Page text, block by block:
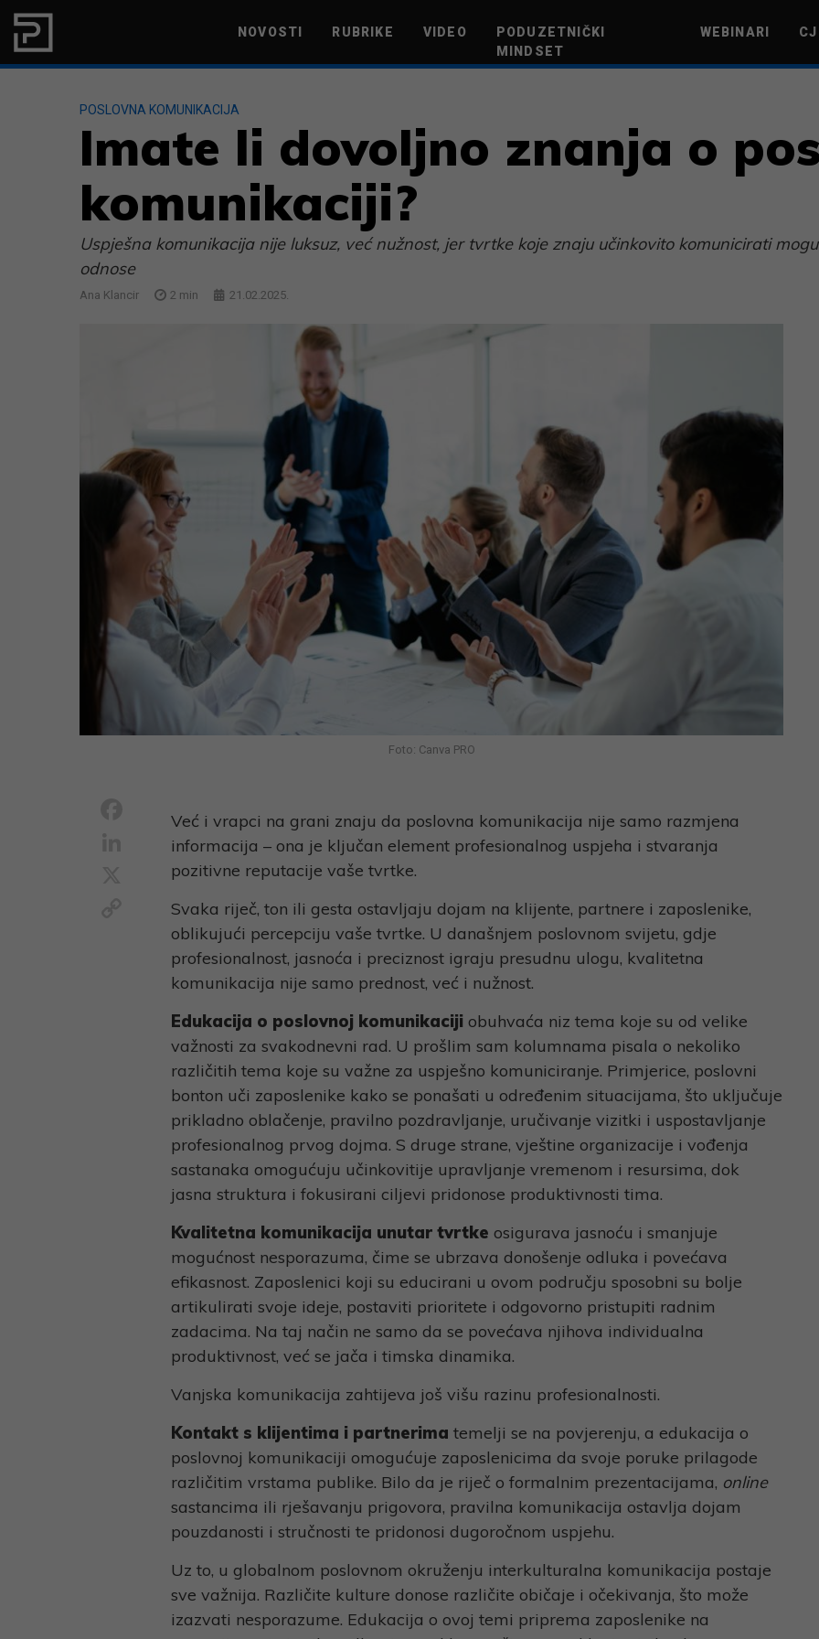
Skip to content NOVOSTI RUBRIKE VIDEO
PODUZETNIČKI
MINDSET
WEBINARI
POSLOVNA KOMUNIKACIJA
Imate li dovoljno znanja o
komunikaciji?
Uspješna komunikacija nije luksuz, već nužnost, jer tvrtke koje znaju učinkovito komunicirati
odnose
Ana Klancir 2 min 21.02.2025.
Foto: Canva PRO
Facebook
LinkedIn
Copy
Link
Već i vrapci na grani znaju da poslovna komunikacija nije samo razmjena
informacija – ona je ključan element profesionalnog uspjeha i stvaranja
pozitivne reputacije vaše tvrtke.
Svaka riječ, ton ili gesta ostavljaju dojam na klijente, partnere i zaposlenike,
oblikujući percepciju vaše tvrtke. U današnjem poslovnom svijetu, gdje
profesionalnost, jasnoća i preciznost igraju presudnu ulogu, kvalitetna
komunikacija nije samo prednost, već i nužnost.
Edukacija o poslovnoj komunikaciji obuhvaća niz tema koje su od velike
važnosti za svakodnevni rad. U prošlim sam kolumnama pisala o nekoliko
različitih tema koje su važne za uspješno komuniciranje. Primjerice, poslovni
bonton uči zaposlenike kako se ponašati u određenim situacijama, što uključuje
prikladno oblačenje, pravilno pozdravljanje, uručivanje vizitki i uspostavljanje
profesionalnog prvog dojma. S druge strane, vještine organizacije i vođenja
sastanaka omogućuju učinkovitije upravljanje vremenom i resursima, dok
jasna struktura i fokusirani ciljevi pridonose produktivnosti tima.
Kvalitetna komunikacija unutar tvrtke osigurava jasnoću i smanjuje
mogućnost nesporazuma, čime se ubrzava donošenje odluka i povećava
efikasnost. Zaposlenici koji su educirani u ovom području sposobni su bolje
artikulirati svoje ideje, postaviti prioritete i odgovorno pristupiti radnim
zadacima. Na taj način ne samo da se povećava njihova individualna
produktivnost, već se jača i timska dinamika.
Vanjska komunikacija zahtijeva još višu razinu profesionalnosti.
Kontakt s klijentima i partnerima temelji se na povjerenju, a edukacija o
poslovnoj komunikaciji omogućuje zaposlenicima da svoje poruke prilagode
različitim vrstama publike. Bilo da je riječ o formalnim prezentacijama, online
sastancima ili rješavanju prigovora, pravilna komunikacija ostavlja dojam
pouzdanosti i stručnosti te pridonosi dugoročnom uspjehu.
Uz to, u globalnom poslovnom okruženju interkulturalna komunikacija postaje
sve važnija. Različite kulture donose različite običaje i očekivanja, što može
izazvati nesporazume. Edukacija o ovoj temi priprema zaposlenike na